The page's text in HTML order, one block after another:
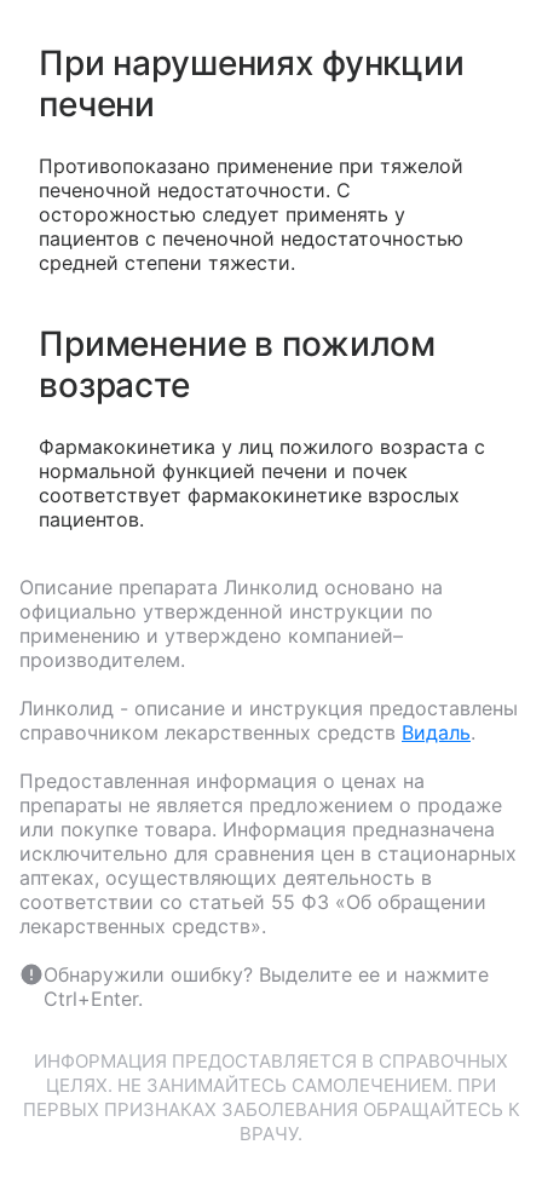
При нарушениях функции
печени
Противопоказано применение при тяжелой
печеночной недостаточности. С
осторожностью следует применять у
пациентов с печеночной недостаточностью
средней степени тяжести.
Применение в пожилом
возрасте
Фармакокинетика у лиц пожилого возраста с
нормальной функцией печени и почек
соответствует фармакокинетике взрослых
пациентов.
Описание препарата Линколид основано на
официально утвержденной инструкции по
применению и утверждено компанией–
производителем.
Линколид - описание и инструкция предоставлены
справочником лекарственных средств Видаль.
Предоставленная информация о ценах на
препараты не является предложением о продаже
или покупке товара. Информация предназначена
исключительно для сравнения цен в стационарных
аптеках, осуществляющих деятельность в
соответствии со статьей 55 ФЗ «Об обращении
лекарственных средств».
Обнаружили ошибку? Выделите ее и нажмите
Ctrl+Enter.
ИНФОРМАЦИЯ ПРЕДОСТАВЛЯЕТСЯ В СПРАВОЧНЫХ
ЦЕЛЯХ. НЕ ЗАНИМАЙТЕСЬ САМОЛЕЧЕНИЕМ. ПРИ
ПЕРВЫХ ПРИЗНАКАХ ЗАБОЛЕВАНИЯ ОБРАЩАЙТЕСЬ К
ВРАЧУ.